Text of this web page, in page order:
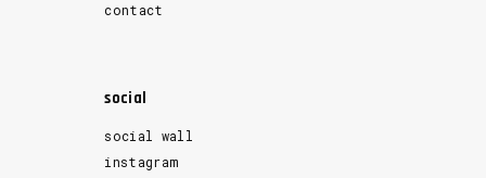
contact
social
social wall
instagram